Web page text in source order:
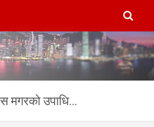
अनलाईन
nepal com
मगरको उपाधि…